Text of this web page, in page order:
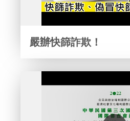
嚴辦快篩詐欺！